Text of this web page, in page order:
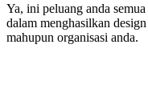
Ya, ini peluang anda
dalam menghasilkan
mahupun organisasi anda.